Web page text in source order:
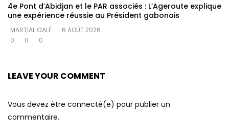
4e Pont d’Abidjan et le PAR associés : L’Ageroute explique
une expérience réussie au Président gabonais
MARTIAL GALÉ
6 AOÛT 2026
0
0 0
LEAVE YOUR COMMENT
Vous devez être connecté(e) pour publier un
commentaire.